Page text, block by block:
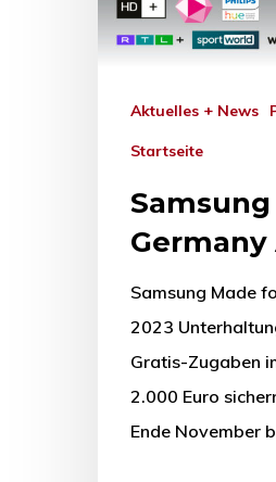
Aktuelles + News
Startseite
Samsung Made
2023
Gratis-Zugaben
2.000 Euro
Ende November